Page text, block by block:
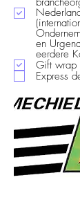
en
eerdere
Gift wrap
Express